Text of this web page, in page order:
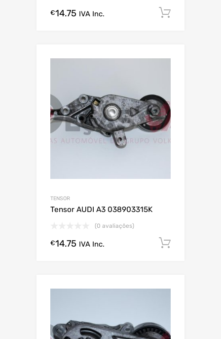
€14.75 IVA Inc.
TENSOR
Tensor AUDI A3 038903315K
(0 avaliações)
€14.75 IVA Inc.